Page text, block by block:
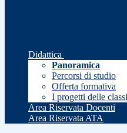
Didattica
Panoramica
Percorsi di studio
Offerta formativa
I progetti delle classi
Area Riservata Docenti
Area Riservata ATA